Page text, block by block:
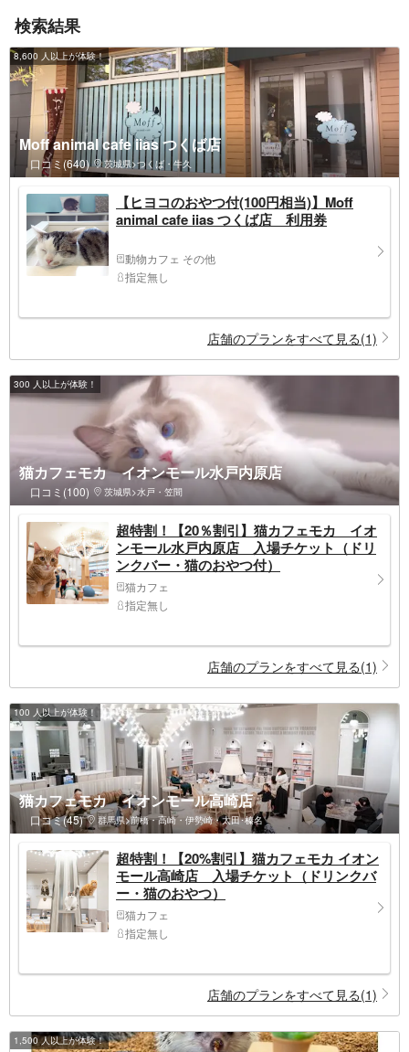
検索結果
8,600 人以上が体験！
Moff animal cafe iias つくば店
口コミ(640) 茨城県>つくば・牛久
【ヒヨコのおやつ付(100円相当)】Moff
animal cafe iias つくば店 利用券
動物カフェ その他
指定無し
店舗のプランをすべて見る(1)
300 人以上が体験！
猫カフェモカ イオンモール水戸内原店
口コミ(100) 茨城県>水戸・笠間
超特割！【20％割引】猫カフェモカ イオ
ンモール水戸内原店 入場チケット（ドリ
ンクバー・猫のおやつ付）
猫カフェ
指定無し
店舗のプランをすべて見る(1)
100 人以上が体験！
猫カフェモカ イオンモール高崎店
口コミ(45) 群馬県>前橋・高崎・伊勢崎・太田･榛名
超特割！【20%割引】猫カフェモカ イオン
モール高崎店 入場チケット（ドリンクバ
ー・猫のおやつ）
猫カフェ
指定無し
店舗のプランをすべて見る(1)
1,500 人以上が体験！